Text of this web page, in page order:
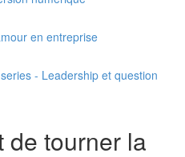
en entreprise
- Leadership et question
de tourner la